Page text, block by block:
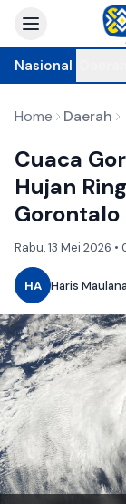
Nasional
Home Daerah
Cuaca
Hujan
Gorontalo
Rabu, 13 Mei 2026 •
HA Haris Maulana